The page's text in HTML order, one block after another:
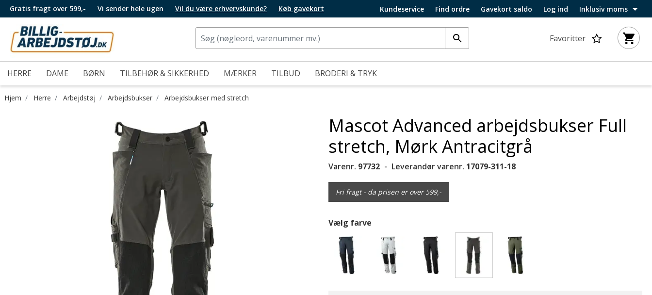
Gratis fragt over 599,- Vi sender hele ugen Vil du være erhvervskunde? Køb gavekort Kundeservice Find ordre Gavekort saldo Log ind Inklusiv moms
Favoritter
HERRE DAME BØRN TILBEHØR & SIKKERHED MÆRKER TILBUD BRODERI & TRYK
Hjem Herre Arbejdstøj Arbejdsbukser Arbejdsbukser med stretch
Mascot Advanced arbejdsbukser Full
stretch, Mørk Antracitgrå
Varenr. 97732 Leverandør varenr. 17079-311-18
Fri fragt - da prisen er over 599,-
Vælg farve